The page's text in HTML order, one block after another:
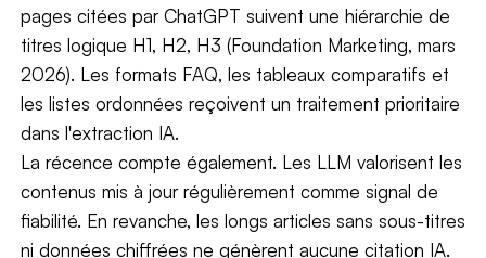
pages citées par ChatGPT suivent une hiérarchie de
titres logique H1, H2, H3 (Foundation Marketing, mars
2026). Les formats FAQ, les tableaux comparatifs et
les listes ordonnées reçoivent un traitement prioritaire
dans l'extraction IA.
La récence compte également. Les LLM valorisent les
contenus mis à jour régulièrement comme signal de
fiabilité. En revanche, les longs articles sans sous-titres
ni données chiffrées ne génèrent aucune citation IA.